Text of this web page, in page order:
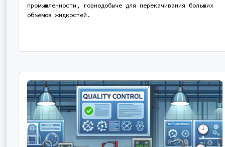
промышленности, горнодобыче для перекачивания больших
объемов жидкостей.